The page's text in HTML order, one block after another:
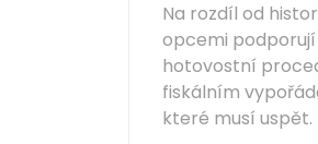
Na rozdíl od
opcemi
hotovostní
fiskálním
které musí uspět.